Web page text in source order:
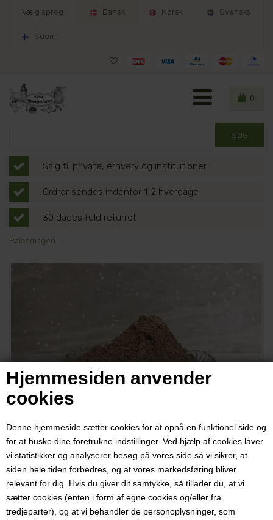
Hjemmesiden anvender
cookies
Denne hjemmeside sætter cookies for at opnå en funktionel side og
for at huske dine foretrukne indstillinger. Ved hjælp af cookies laver
vi statistikker og analyserer besøg på vores side så vi sikrer, at
siden hele tiden forbedres, og at vores markedsføring bliver
relevant for dig. Hvis du giver dit samtykke, så tillader du, at vi
sætter cookies (enten i form af egne cookies og/eller fra
tredjeparter), og at vi behandler de personoplysninger, som
Vælg sprog: Dansk Norsk Svenska
Suomi
0
Salg til private, erhverv og institutioner
Ordrer sendes indenfor 1-2 hverdage
30 dages fuld returret
Pølsemageri
Allehånde, krydderi, 50 gram
Varenummer: 6801